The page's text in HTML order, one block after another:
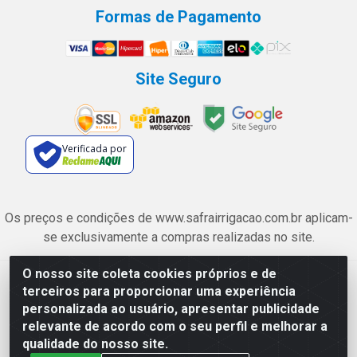
O nosso site coleta cookies próprios e de
terceiros para proporcionar uma experiência
personalizada ao usuário, apresentar publicidade
relevante de acordo com o seu perfil e melhorar a
qualidade do nosso site.
Formas de Pagamento
Site Seguro
Verificada por
Os preços e condições de www.safrairrigacao.com.br aplicam-
se exclusivamente a compras realizadas no site.
Safra Agrícola e Pecuária LTDA - Avenida Castelo Branco, 5330 -
Esplanada dos Anicuns, Goiânia/GO - CEP 74.433-205 - CNPJ
06.315.490/0001-00